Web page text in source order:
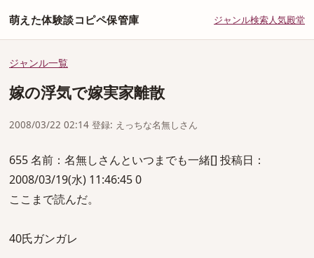
萌えた体験談コピペ保管庫 ジャンル検索人気殿堂
ジャンル一覧
嫁の浮気で嫁実家離散
2008/03/22 02:14 登録: えっちな名無しさん
655 名前：名無しさんといつまでも一緒[] 投稿日：
2008/03/19(水) 11:46:45 0
ここまで読んだ。
40氏ガンガレ